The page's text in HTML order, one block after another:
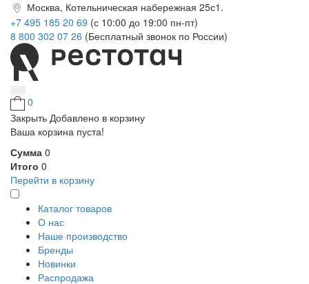
Москва, Котельническая набережная 25с1.
+7 495 185 20 69 (с 10:00 до 19:00 пн-пт)
8 800 302 07 26 (Бесплатный звонок по России)
0
Закрыть Добавлено в корзину
Ваша корзина пуста!
Сумма 0
Итого 0
Перейти в корзину
Каталог товаров
О нас
Наше производство
Бренды
Новинки
Распродажа